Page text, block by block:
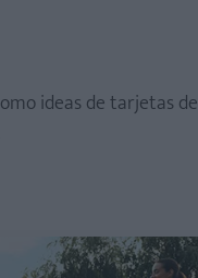
ideas de tarjetas de